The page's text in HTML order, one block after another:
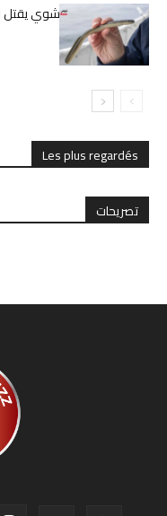
بالمرض
Les plus regardés
تصريحات